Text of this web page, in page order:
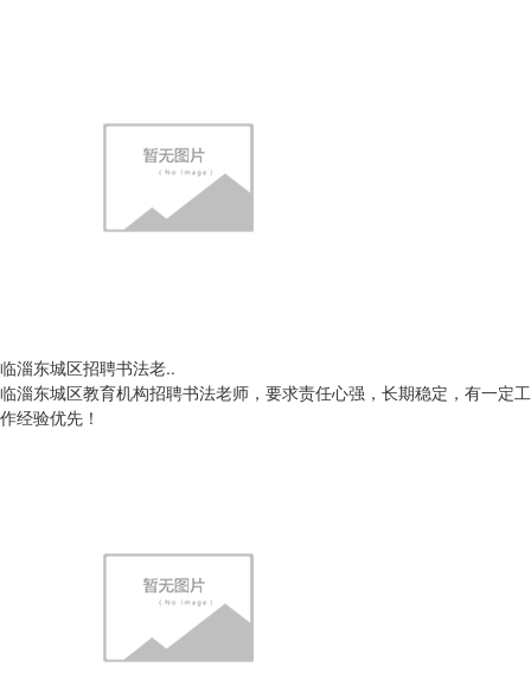
临淄东城区招聘书法老..
临淄东城区教育机构招聘书法老师，要求责任心强，长期稳定，有一定工
作经验优先！